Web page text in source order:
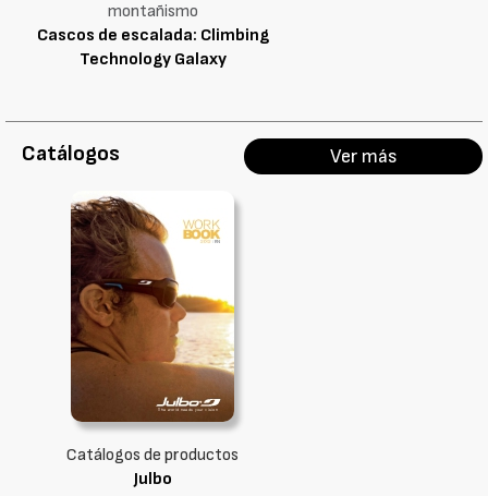
montañismo
Cascos de escalada: Climbing
Technology Galaxy
Catálogos Ver más
Catálogos de productos
Julbo